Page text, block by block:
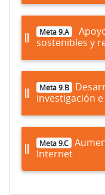
Meta 9.A
sostenibles y
Meta 9.B
investigación
Meta 9.C
Internet